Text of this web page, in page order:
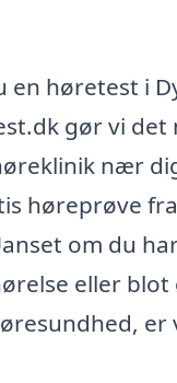
en høretest i
gør vi det
nær
høreprøve
om du
eller blot
er